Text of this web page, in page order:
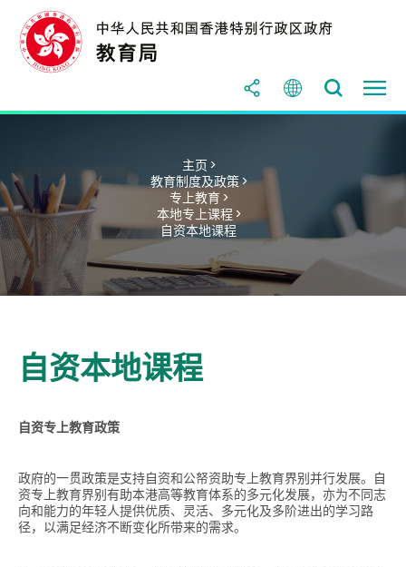
主页 >
教育制度及政策 >
专上教育 >
本地专上课程 >
自资本地课程
自资本地课程
自资专上教育政策
政府的一贯政策是支持自资和公帑资助专上教育界别并行发展。自
资专上教育界别有助本港高等教育体系的多元化发展，亦为不同志
向和能力的年轻人提供优质、灵活、多元化及多阶进出的学习路
径，以满足经济不断变化所带来的需求。